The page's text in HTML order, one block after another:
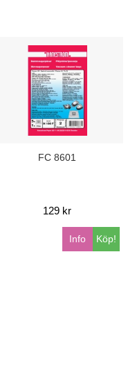
FC 8601
129 kr
Köp!
Info